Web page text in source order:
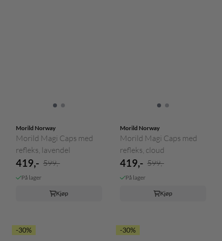
Morild Norway
Morild Magi Caps med
refleks, lavendel
419,- 599,-
På lager
Kjøp
Morild Norway
Morild Magi Caps med
refleks, cloud
419,- 599,-
På lager
Kjøp
-30% -30%